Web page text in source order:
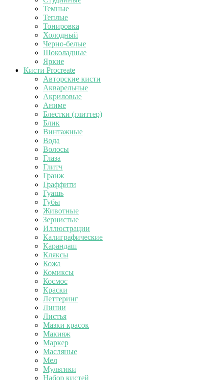
Темные
Теплые
Тонировка
Холодный
Черно-белые
Шоколадные
Яркие
Кисти Procreate
Авторские кисти
Акварельные
Акриловые
Аниме
Блестки (глиттер)
Блик
Винтажные
Вода
Волосы
Глаза
Глитч
Гранж
Граффити
Гуашь
Губы
Животные
Зернистые
Иллюстрации
Калиграфические
Карандаш
Кляксы
Кожа
Комиксы
Космос
Краски
Леттеринг
Линии
Листья
Мазки красок
Макияж
Маркер
Масляные
Мел
Мультики
Набор кистей